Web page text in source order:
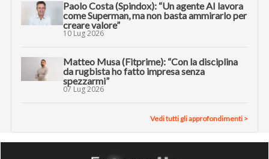
Paolo Costa (Spindox): “Un agente AI lavora
come Superman, ma non basta ammirarlo per
creare valore”
10 Lug 2026
Matteo Musa (Fitprime): “Con la disciplina
da rugbista ho fatto impresa senza
spezzarmi”
07 Lug 2026
Vedi tutti gli approfondimenti >